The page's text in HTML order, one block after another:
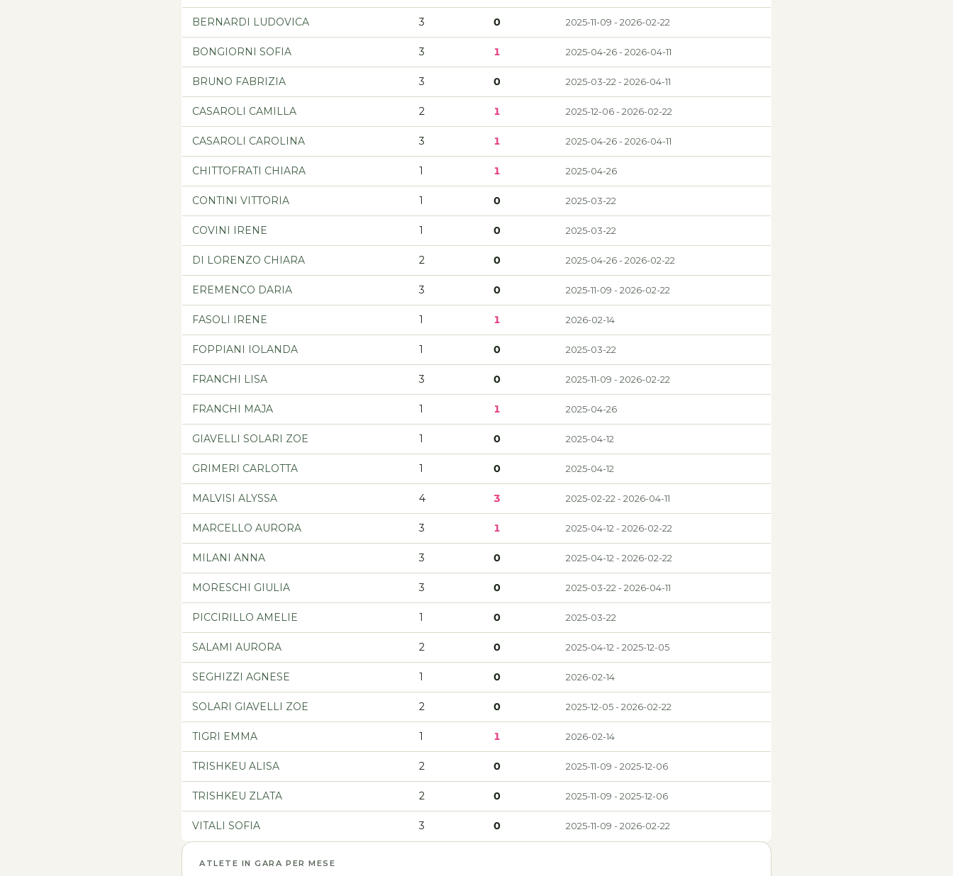
BERNARDI LUDOVICA 3 0 2025-11-09 - 2026-02-22
BONGIORNI SOFIA 3 1 2025-04-26 - 2026-04-11
BRUNO FABRIZIA 3 0 2025-03-22 - 2026-04-11
CASAROLI CAMILLA 2 1 2025-12-06 - 2026-02-22
CASAROLI CAROLINA 3 1 2025-04-26 - 2026-04-11
CHITTOFRATI CHIARA 1 1 2025-04-26
CONTINI VITTORIA 1 0 2025-03-22
COVINI IRENE 1 0 2025-03-22
DI LORENZO CHIARA 2 0 2025-04-26 - 2026-02-22
EREMENCO DARIA 3 0 2025-11-09 - 2026-02-22
FASOLI IRENE 1 1 2026-02-14
FOPPIANI IOLANDA 1 0 2025-03-22
FRANCHI LISA 3 0 2025-11-09 - 2026-02-22
FRANCHI MAJA 1 1 2025-04-26
GIAVELLI SOLARI ZOE 1 0 2025-04-12
GRIMERI CARLOTTA 1 0 2025-04-12
MALVISI ALYSSA 4 3 2025-02-22 - 2026-04-11
MARCELLO AURORA 3 1 2025-04-12 - 2026-02-22
MILANI ANNA 3 0 2025-04-12 - 2026-02-22
MORESCHI GIULIA 3 0 2025-03-22 - 2026-04-11
PICCIRILLO AMELIE 1 0 2025-03-22
SALAMI AURORA 2 0 2025-04-12 - 2025-12-05
SEGHIZZI AGNESE 1 0 2026-02-14
SOLARI GIAVELLI ZOE 2 0 2025-12-05 - 2026-02-22
TIGRI EMMA 1 1 2026-02-14
TRISHKEU ALISA 2 0 2025-11-09 - 2025-12-06
TRISHKEU ZLATA 2 0 2025-11-09 - 2025-12-06
VITALI SOFIA 3 0 2025-11-09 - 2026-02-22
ATLETE IN GARA PER MESE